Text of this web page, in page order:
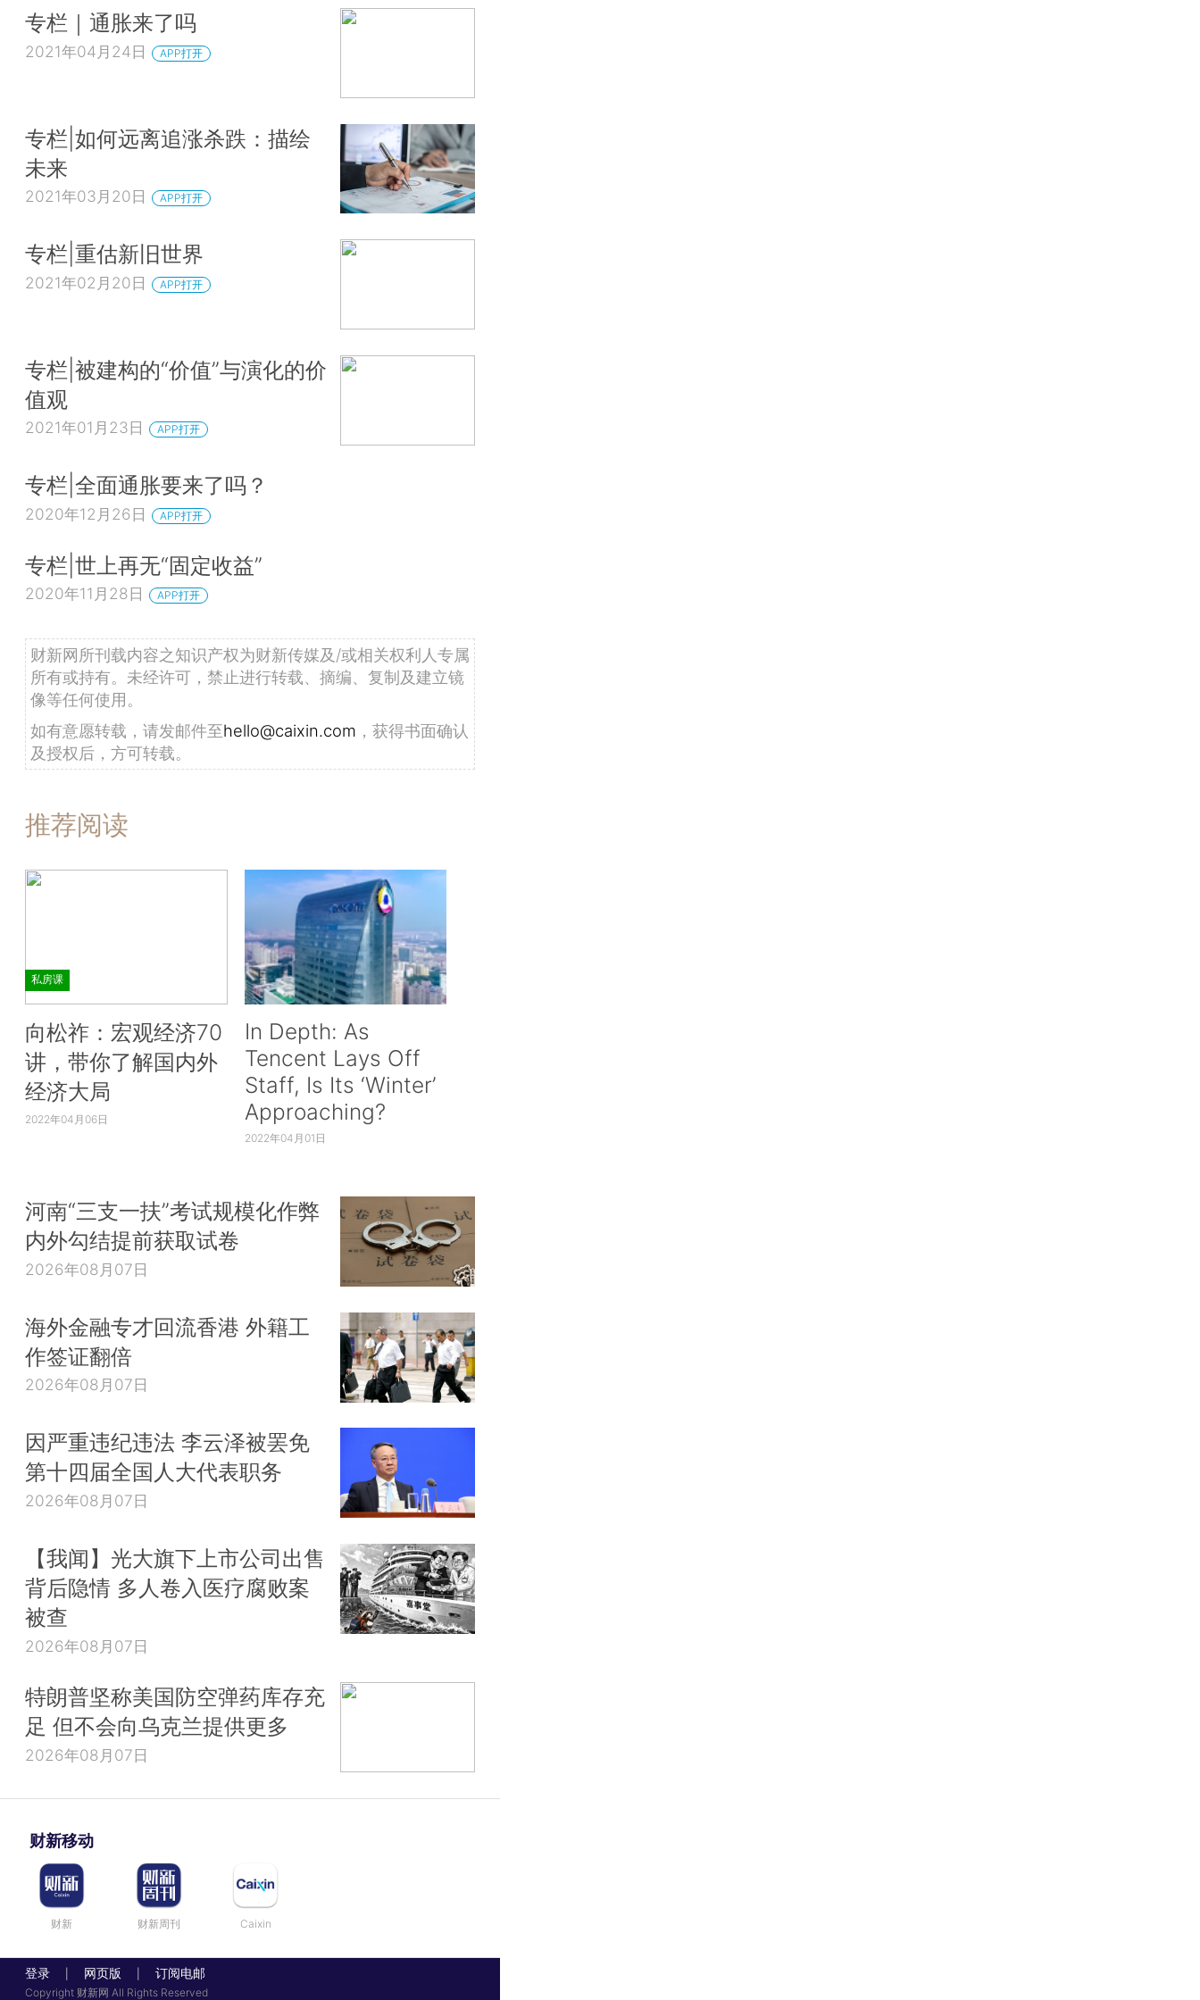
专栏｜通胀来了吗
2021年04月24日 APP打开
专栏|如何远离追涨杀跌：描绘
未来
2021年03月20日 APP打开
专栏|重估新旧世界
2021年02月20日 APP打开
专栏|被建构的“价值”与演化的价
值观
2021年01月23日 APP打开
专栏|全面通胀要来了吗？
2020年12月26日 APP打开
专栏|世上再无“固定收益”
2020年11月28日 APP打开
财新网所刊载内容之知识产权为财新传媒及/或相关权利人专属
所有或持有。未经许可，禁止进行转载、摘编、复制及建立镜
像等任何使用。
如有意愿转载，请发邮件至hello@caixin.com ，获得书面确认
及授权后，方可转载。
推荐阅读
私房课
向松祚：宏观经济70
讲，带你了解国内外
经济大局
2022年04月06日
In Depth: As
Tencent Lays Off
Staff, Is Its ‘Winter’
Approaching?
2022年04月01日
河南“三支一扶”考试规模化作弊
内外勾结提前获取试卷
2026年08月07日
海外金融专才回流香港 外籍工
作签证翻倍
2026年08月07日
因严重违纪违法 李云泽被罢免
第十四届全国人大代表职务
2026年08月07日
【我闻】光大旗下上市公司出售
背后隐情 多人卷入医疗腐败案
被查
2026年08月07日
特朗普坚称美国防空弹药库存充
足 但不会向乌克兰提供更多
2026年08月07日
财新移动
财新 财新周刊 Caixin
登录 网页版 订阅电邮
Copyright 财新网 All Rights Reserved